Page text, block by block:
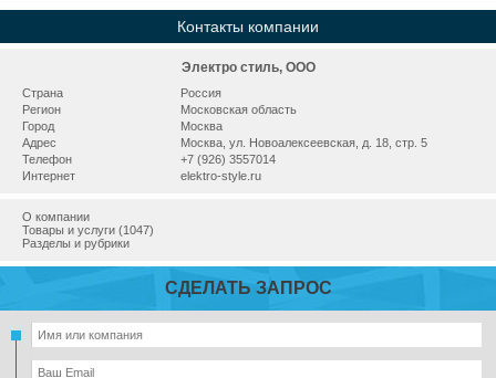
Контакты компании
Электро стиль, ООО
Страна
Россия
Регион
Московская область
Город
Москва
Адрес
Москва, ул. Новоалексеевская, д. 18, стр. 5
Телефон
+7 (926) 3557014
Интернет
elektro-style.ru
О компании
Товары и услуги (1047)
Разделы и рубрики
СДЕЛАТЬ ЗАПРОС